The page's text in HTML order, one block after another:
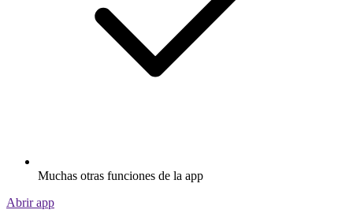
Muchas otras funciones de la app
Abrir app